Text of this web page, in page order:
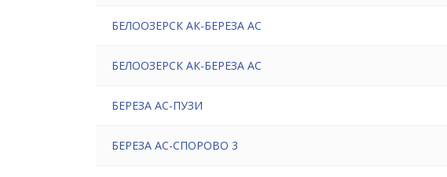
БЕЛООЗЕРСК АК-БЕРЕЗА АС
БЕЛООЗЕРСК АК-БЕРЕЗА АС
БЕРЕЗА АС-ПУЗИ
БЕРЕЗА АС-СПОРОВО 3